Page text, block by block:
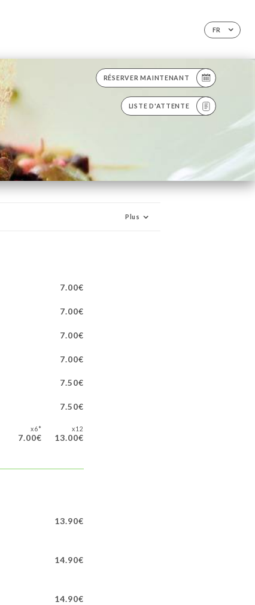
FR
RÉSERVER MAINTENANT
LISTE D'ATTENTE
Plus
7.00€
7.00€
7.00€
7.00€
7.50€
7.50€
x6*
7.00€
x12
13.00€
13.90€
14.90€
14.90€